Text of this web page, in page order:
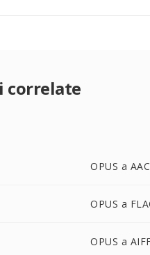
correlate
OPUS a AAC
OPUS a
OPUS a